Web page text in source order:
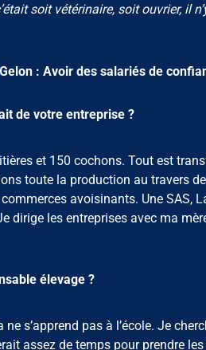
soit vétérinaire, soit ouvrier, il
: Avoir des salariés de
de votre entreprise ?
et 150 cochons. Tout est
toute la production au travers
avoisinants. Une SAS,
dirige les entreprises avec ma
élevage ?
s’apprend pas à l’école. Je
assez de temps pour prendre